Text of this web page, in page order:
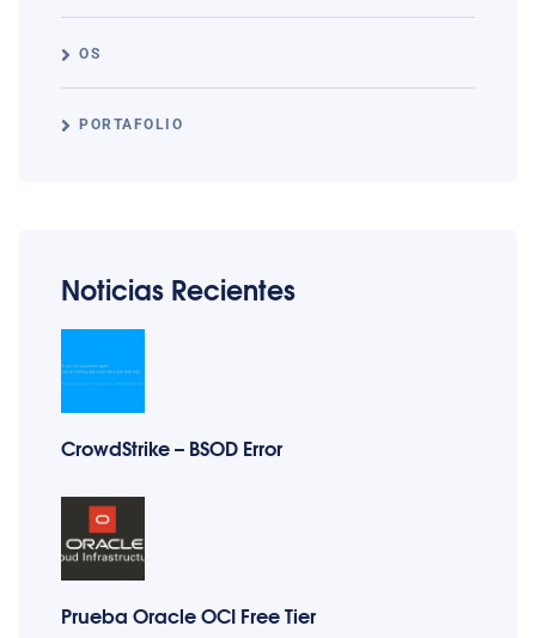
OS
PORTAFOLIO
Noticias Recientes
CrowdStrike – BSOD Error
Prueba Oracle OCI Free Tier